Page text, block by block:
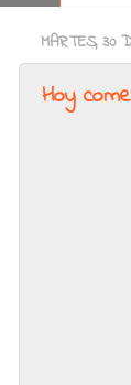
MARTES, 30
Hoy